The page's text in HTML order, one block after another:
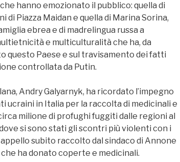
hanno emozionato il pubblico: quella di
di Piazza Maidan e quella di Marina Sorina,
ebrea e di madrelingua russa a
e multiculturalità che ha, da
questo Paese e sul travisamento dei fatti
controllata da Putin.
Andry Galyarnyk, ha ricordato l’impegno
ucraini in Italia per la raccolta di medicinali e
milione di profughi fuggiti dalle regioni al
si sono stati gli scontri più violenti con i
subito raccolto dal sindaco di Annone
ha donato coperte e medicinali.